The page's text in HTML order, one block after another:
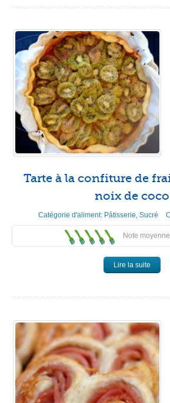
Tarte à la confiture de
noix de coco
Catégorie d'aliment: Pâtisserie, Sucré
Note
Lire la suite